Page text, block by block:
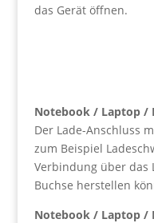
das Gerät öffnen.
Notebook / Laptop /
Der Lade-Anschluss
zum Beispiel
Verbindung über das
Buchse herstellen
Notebook / Laptop /